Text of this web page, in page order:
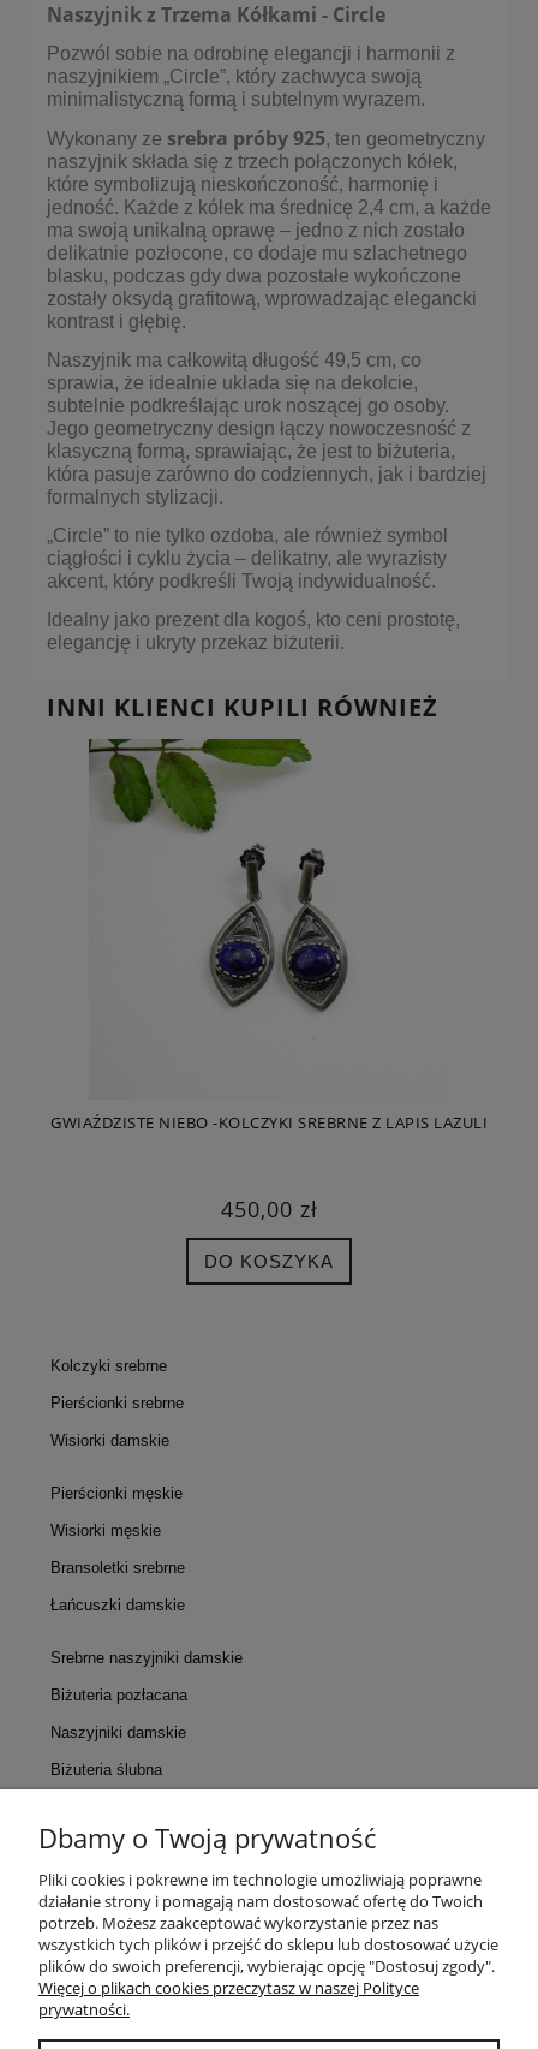
Naszyjnik z Trzema Kółkami - Circle
Pozwól sobie na odrobinę elegancji i harmonii z
naszyjnikiem „Circle”, który zachwyca swoją
minimalistyczną formą i subtelnym wyrazem.
Wykonany ze srebra próby 925, ten geometryczny
naszyjnik składa się z trzech połączonych kółek,
które symbolizują nieskończoność, harmonię i
jedność. Każde z kółek ma średnicę 2,4 cm, a każde
ma swoją unikalną oprawę – jedno z nich zostało
delikatnie pozłocone, co dodaje mu szlachetnego
blasku, podczas gdy dwa pozostałe wykończone
zostały oksydą grafitową, wprowadzając elegancki
kontrast i głębię.
Naszyjnik ma całkowitą długość 49,5 cm, co
sprawia, że idealnie układa się na dekolcie,
subtelnie podkreślając urok noszącej go osoby.
Jego geometryczny design łączy nowoczesność z
klasyczną formą, sprawiając, że jest to biżuteria,
która pasuje zarówno do codziennych, jak i bardziej
formalnych stylizacji.
„Circle” to nie tylko ozdoba, ale również symbol
ciągłości i cyklu życia – delikatny, ale wyrazisty
akcent, który podkreśli Twoją indywidualność.
Idealny jako prezent dla kogoś, kto ceni prostotę,
elegancję i ukryty przekaz biżuterii.
INNI KLIENCI KUPILI RÓWNIEŻ
GWIAŹDZISTE NIEBO -KOLCZYKI SREBRNE Z LAPIS LAZULI
450,00 zł
DO KOSZYKA
Kolczyki srebrne
Pierścionki srebrne
Wisiorki damskie
Pierścionki męskie
Wisiorki męskie
Bransoletki srebrne
Łańcuszki damskie
Srebrne naszyjniki damskie
Biżuteria pozłacana
Naszyjniki damskie
Biżuteria ślubna
KONTAKT
POMOC
MOJE KONTO
PŁATNOŚCI I DOSTAWA
Dbamy o Twoją prywatność
Pliki cookies i pokrewne im technologie umożliwiają poprawne
działanie strony i pomagają nam dostosować ofertę do Twoich
potrzeb. Możesz zaakceptować wykorzystanie przez nas
wszystkich tych plików i przejść do sklepu lub dostosować użycie
plików do swoich preferencji, wybierając opcję "Dostosuj zgody".
Więcej o plikach cookies przeczytasz w naszej Polityce
prywatności.